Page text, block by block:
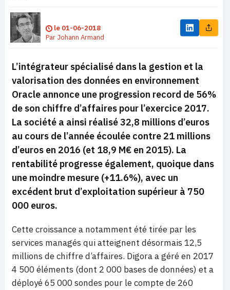
le 01-06-2018
Par Johann Armand
L’intégrateur spécialisé dans la gestion et la
valorisation des données en environnement
Oracle annonce une progression record de 56%
de son chiffre d’affaires pour l’exercice 2017.
La société a ainsi réalisé 32,8 millions d’euros
au cours de l’année écoulée contre 21 millions
d’euros en 2016 (et 18,9 M€ en 2015). La
rentabilité progresse également, quoique dans
une moindre mesure (+11.6%), avec un
excédent brut d’exploitation supérieur à 750
000 euros.
Cette croissance a notamment été tirée par les
services managés qui atteignent désormais 12,5
millions de chiffre d’affaires. Digora a géré en 2017
4 500 éléments (dont 2 000 bases de données) et a
déployé 65 000 sondes pour le compte de 260